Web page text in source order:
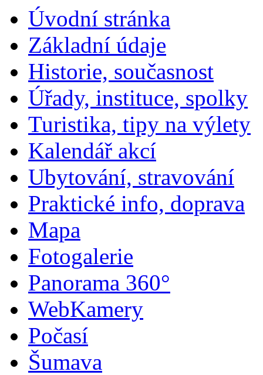
Úvodní stránka
Základní údaje
Historie, současnost
Úřady, instituce, spolky
Turistika, tipy na výlety
Kalendář akcí
Ubytování, stravování
Praktické info, doprava
Mapa
Fotogalerie
Panorama 360°
WebKamery
Počasí
Šumava